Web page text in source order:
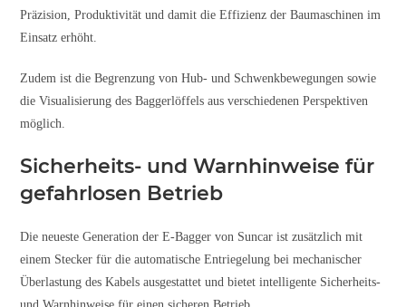
Präzision, Produktivität und damit die Effizienz der Baumaschinen im
Einsatz erhöht.
Zudem ist die Begrenzung von Hub- und Schwenkbewegungen sowie
die Visualisierung des Baggerlöffels aus verschiedenen Perspektiven
möglich.
Sicherheits- und Warnhinweise für
gefahrlosen Betrieb
Die neueste Generation der E-Bagger von Suncar ist zusätzlich mit
einem Stecker für die automatische Entriegelung bei mechanischer
Überlastung des Kabels ausgestattet und bietet intelligente Sicherheits-